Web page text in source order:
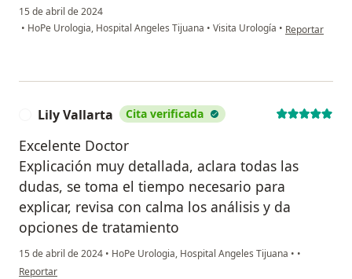
15 de abril de 2024
• HoPe Urologia, Hospital Angeles Tijuana • Visita Urología • en opinión del
Reportar
Lily Vallarta Cita verificada
Excelente Doctor
Explicación muy detallada, aclara todas las
dudas, se toma el tiempo necesario para
explicar, revisa con calma los análisis y da
opciones de tratamiento
15 de abril de 2024 • HoPe Urologia, Hospital Angeles Tijuana • •
en opinión del usuario Lily Vallarta
Reportar